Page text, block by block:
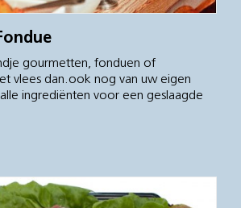
gourmetten, fonduen of
vlees dan.ook nog van uw eigen
alle ingrediënten voor een geslaagde